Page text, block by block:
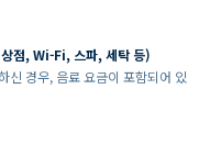
점, Wi-Fi, 스파, 세탁 등)
경우, 음료 요금이 포함되어 있